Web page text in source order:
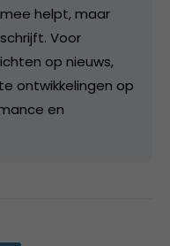
helpt, maar
Voor
op nieuws,
ontwikkelingen op
en